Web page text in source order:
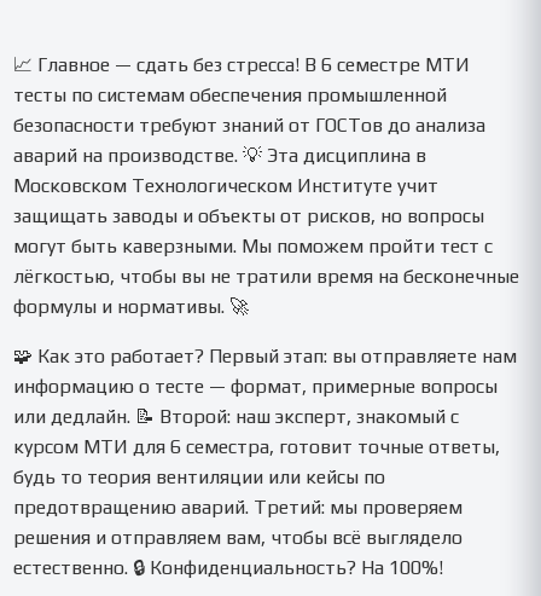
📈 Главное — сдать без стресса! В 6 семестре МТИ
тесты по системам обеспечения промышленной
безопасности требуют знаний от ГОСТов до анализа
аварий на производстве. 💡 Эта дисциплина в
Московском Технологическом Институте учит
защищать заводы и объекты от рисков, но вопросы
могут быть каверзными. Мы поможем пройти тест с
лёгкостью, чтобы вы не тратили время на бесконечные
формулы и нормативы. 🚀
🧩 Как это работает? Первый этап: вы отправляете нам
информацию о тесте — формат, примерные вопросы
или дедлайн. 📝 Второй: наш эксперт, знакомый с
курсом МТИ для 6 семестра, готовит точные ответы,
будь то теория вентиляции или кейсы по
предотвращению аварий. Третий: мы проверяем
решения и отправляем вам, чтобы всё выглядело
естественно. 🔒 Конфиденциальность? На 100%!